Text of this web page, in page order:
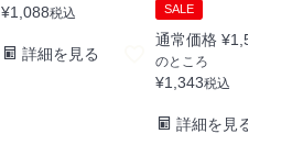
¥1,088税込
詳細を見る
SALE
通常価格 ¥1,580
のところ
¥1,343税込
詳細を見る